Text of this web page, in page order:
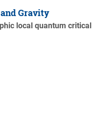
Gravity
local quantum